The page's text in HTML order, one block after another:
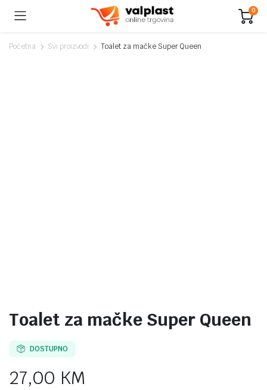
0
Početna Svi proizvodi Toalet za mačke Super Queen
Toalet za mačke Super Queen
DOSTUPNO
27,00 KM